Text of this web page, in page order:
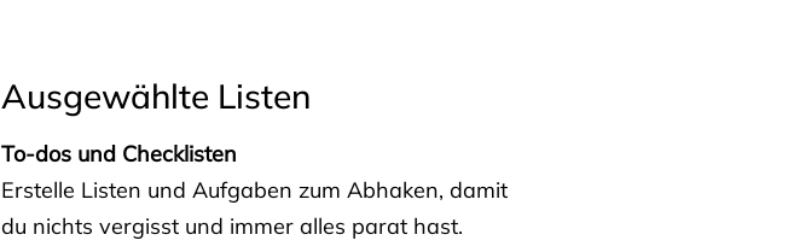
Ausgewählte Listen
To-dos und Checklisten
Erstelle Listen und Aufgaben zum Abhaken, damit
du nichts vergisst und immer alles parat hast.